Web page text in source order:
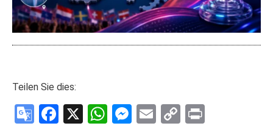
Teilen Sie dies:
GoogleFacebook
X WhatsApp
Messenger
Email
Copy